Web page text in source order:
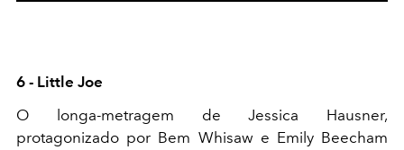
6 - Little Joe
O longa-metragem de Jessica Hausner,
protagonizado por Bem Whisaw e Emily Beecham